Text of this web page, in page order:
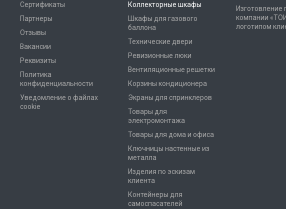
Сертификаты
Партнеры
Отзывы
Вакансии
Реквизиты
Политика
конфиденциальности
Уведомление о файлах
cookie
Коллекторные шкафы
Шкафы для газового
баллона
Технические двери
Ревизионные люки
Вентиляционные решетки
Корзины кондиционера
Экраны для спринклеров
Товары для
электромонтажа
Товары для дома и офиса
Ключницы настенные из
металла
Изделия по эскизам
клиента
Контейнеры для
самоспасателей
Изготовление
компании
логотипом